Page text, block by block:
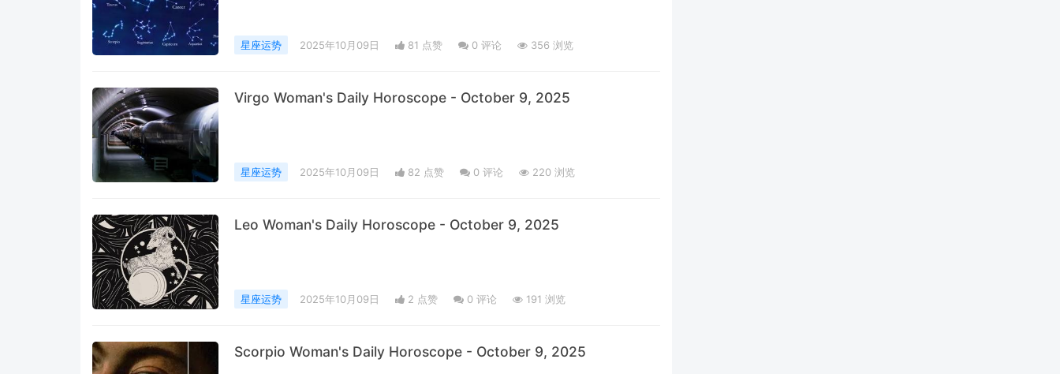
星座运势 2025年10月09日 81 点赞 0 评论 356 浏览
Virgo Woman's Daily Horoscope - October 9, 2025
星座运势 2025年10月09日 82 点赞 0 评论 220 浏览
Leo Woman's Daily Horoscope - October 9, 2025
星座运势 2025年10月09日 2 点赞 0 评论 191 浏览
Scorpio Woman's Daily Horoscope - October 9, 2025